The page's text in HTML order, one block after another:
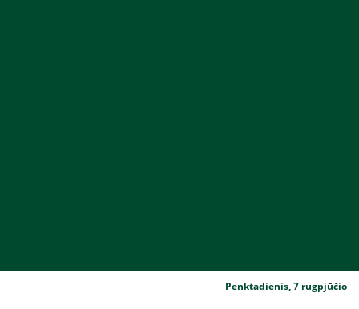
Penktadienis, 7 rugpjūčio